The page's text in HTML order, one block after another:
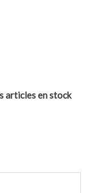
articles en stock